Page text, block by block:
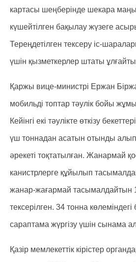
картасы шеңберінде шекара
күшейтілген бақылау жүзеге
Тереңдетілген тексеру іс-
үшін қызметкерлер штаты
Қаржы вице-министрі Ержан
мобильді топтар тәулік бойы
Кейінгі екі тәулікте өткізу
үш тоннадан асатын отынды
әрекеті тоқтатылған. Жанармай
канистрлерге құйылып
жанар-жағармай тасымалдайтын
тексерілген. 34 тонна
сараптама жүргізу үшін сынама
Қазір мемлекеттік кірістер